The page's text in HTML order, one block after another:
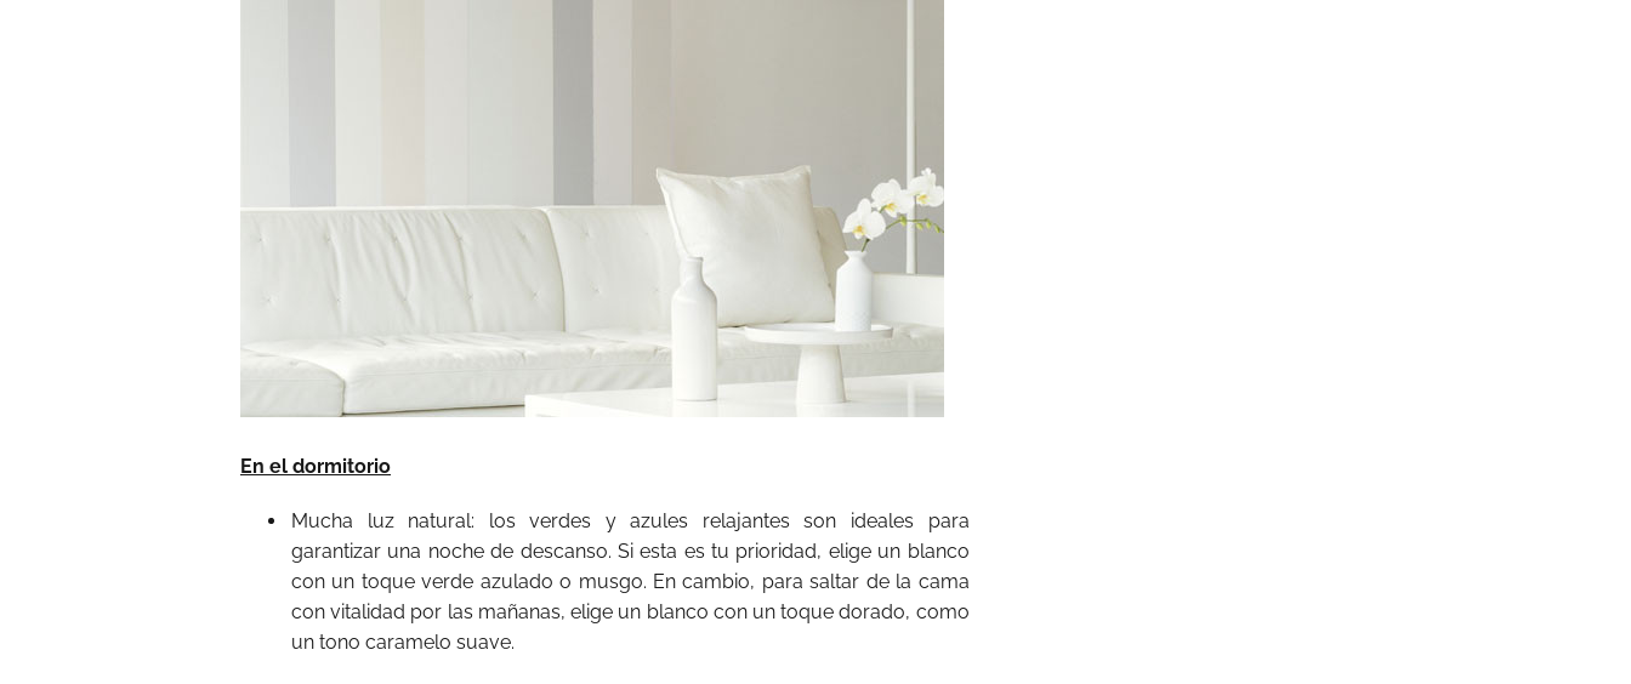
En el dormitorio
Mucha luz natural: los verdes y azules relajantes son ideales para
garantizar una noche de descanso. Si esta es tu prioridad, elige un blanco
con un toque verde azulado o musgo. En cambio, para saltar de la cama
con vitalidad por las mañanas, elige un blanco con un toque dorado, como
un tono caramelo suave.